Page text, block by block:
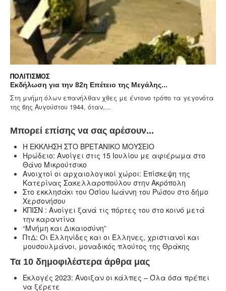
ΠΟΛΙΤΙΣΜΌΣ
Εκδήλωση για την 82η Επέτειο της Μεγάλης...
Στη μνήμη όλων επανήλθαν χθες με έντονο τρόπο τα γεγονότα
της 6ης Αυγούστου 1944, όταν,...
Μπορεί επίσης να σας αρέσουν...
Η ΕΚΚΛΗΣΗ ΣΤΟ ΒΡΕΤΑΝΙΚΟ ΜΟΥΣΕΙΟ
Ηρώδειο: Ανοίγει στις 15 Ιουλίου με αφιέρωμα στο
Θάνο Μικρούτσικο
Ανοιχτοί οι αρχαιολογικοί χώροι: Επίσκεψη της
Κατερίνας Σακελλαροπούλου στην Ακρόπολη
Στο εκκλησάκι του Οσίου Ιωάννη του Ρώσου στο δήμο
Χερσονήσου
ΚΠΙΣΝ : Ανοίγει ξανά τις πόρτες του στο κοινό μετά
την καραντίνα
“Μνήμη και Δικαιοσύνη”
ΠτΔ: Οι Ελληνίδες και οι Έλληνες, χριστιανοί και
μουσουλμάνοι, μοναδικός πλούτος της Θράκης
Τα 10 δημοφιλέστερα άρθρα μας
Εκλογές 2023: Άνοιξαν οι κάλπες – Όλα όσα πρέπει
να ξέρετε